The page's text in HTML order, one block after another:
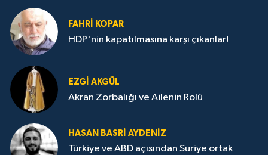
FAHRI KOPAR
HDP'nin kapatılmasına karşı çıkanlar!
EZGI AKGÜL
Akran Zorbalığı ve Ailenin Rolü
HASAN BASRI AYDENIZ
Türkiye ve ABD açısından Suriye ortak